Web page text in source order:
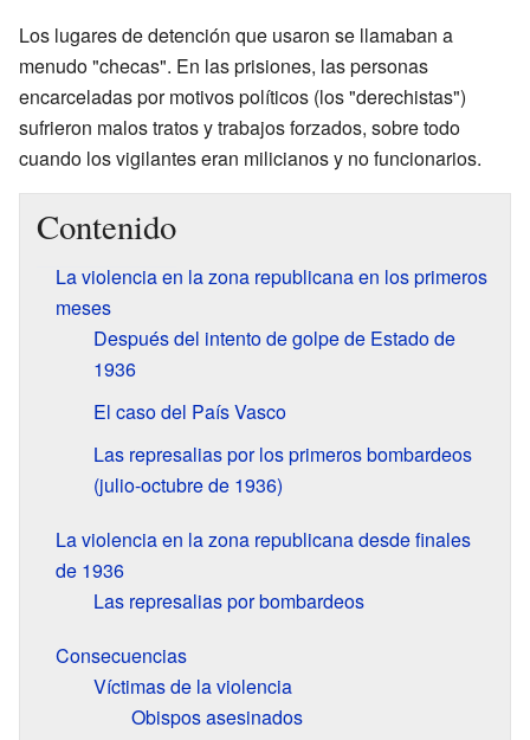
Los lugares de detención que usaron se llamaban a
menudo "checas". En las prisiones, las personas
encarceladas por motivos políticos (los "derechistas")
sufrieron malos tratos y trabajos forzados, sobre todo
cuando los vigilantes eran milicianos y no funcionarios.
Contenido
La violencia en la zona republicana en los primeros
meses
Después del intento de golpe de Estado de
1936
El caso del País Vasco
Las represalias por los primeros bombardeos
(julio-octubre de 1936)
La violencia en la zona republicana desde finales
de 1936
Las represalias por bombardeos
Consecuencias
Víctimas de la violencia
Obispos asesinados